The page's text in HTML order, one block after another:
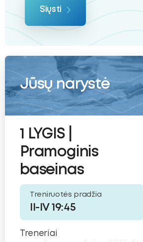
Siųsti
Jūsų narystė
1 LYGIS |
Pramoginis
baseinas
Treniruotės pradžia
II-IV 19:45
Treneriai